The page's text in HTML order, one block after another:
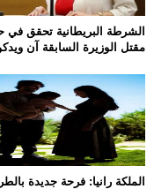
الشرطة البريطانية تحقق في
مقتل الوزيرة السابقة آن
الملكة رانيا: فرحة جديدة